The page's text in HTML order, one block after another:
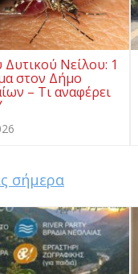
Δυτικού Νείλου: 1
στον Δήμο
– Τι αναφέρει
σήμερα